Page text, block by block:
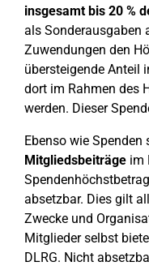
insgesamt bis 20 %
als Sonderausgaben
Zuwendungen den
übersteigende Anteil
dort im Rahmen des
werden. Dieser
Ebenso wie
Mitgliedsbeiträge im
absetzbar. Dies gilt
Zwecke und
Mitglieder selbst
DLRG. Nicht